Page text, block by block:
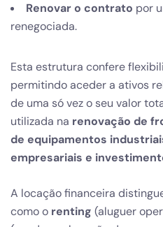
Renovar o contrato por
renegociada.
Esta estrutura confere
permitindo aceder a ativos
de uma só vez o seu valor
utilizada na renovação de
de equipamentos
empresariais e
A locação financeira
como o renting (aluguer